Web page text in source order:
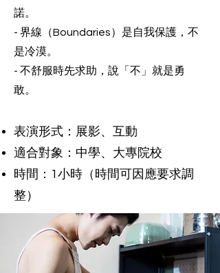
諾。
- 界線（Boundaries）是自我保護，不
是冷漠。
- 不舒服時先求助，說「不」就是勇
敢。
表演形式：展影、互動
適合對象：中學、大專院校
時間：1小時（時間可因應要求調
整）